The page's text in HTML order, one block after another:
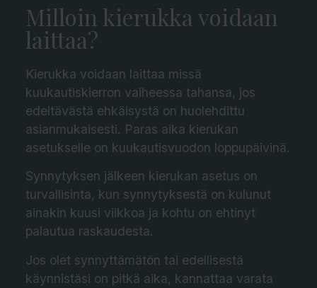
Milloin kierukka voidaan
laittaa?
Kierukka voidaan laittaa missä
kuukautiskierron vaiheessa tahansa, jos
edeltävästä ehkäisystä on huolehdittu
asianmukaisesti. Paras aika kierukan
asetukselle on kuukautisvuodon loppupäivinä.
Synnytyksen jälkeen kierukan asetus on
turvallisinta, kun synnytyksestä on kulunut
ainakin kuusi viikkoa ja kohtu on ehtinyt
palautua raskaudesta.
Jos olet synnyttämätön tai edellisestä
käynnistäsi on pitkä aika, kannattaa varata